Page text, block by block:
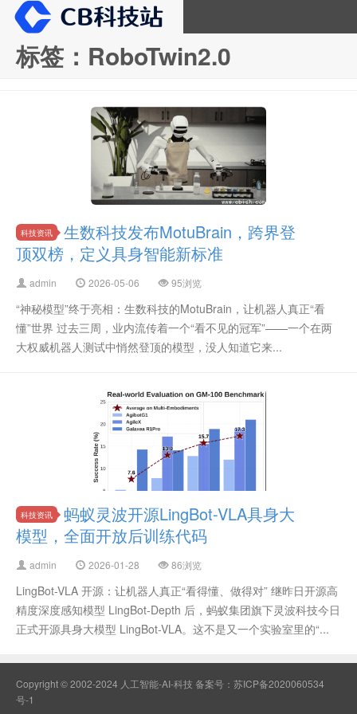
标签：RoboTwin2.0
科技资讯
生数科技发布MotuBrain，跨界登
顶双榜，定义具身智能新标准
admin 2026-05-06 95浏览
“神秘模型”终于亮相：生数科技的MotuBrain，让机器人真正“看
懂”世界 过去三周，业内流传着一个“看不见的冠军”——一个在两
大权威机器人测试中悄然登顶的模型，没人知道它来...
科技资讯
蚂蚁灵波开源LingBot-VLA具身大
模型，全面开放后训练代码
admin 2026-01-28 86浏览
LingBot-VLA 开源：让机器人真正“看得懂、做得对” 继昨日开源高
精度深度感知模型 LingBot-Depth 后，蚂蚁集团旗下灵波科技今日
正式开源具身大模型 LingBot-VLA。这不是又一个实验室里的“...
Copyright © 2002-2024 人工智能-AI-科技 备案号： 苏ICP备2020060534
号-1